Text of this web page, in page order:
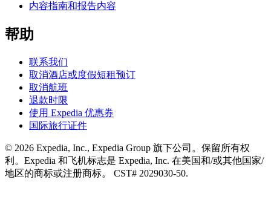
内容指南和报告内容
帮助
联系我们
取消酒店或度假短租预订
取消航班
退款时限
使用 Expedia 优惠券
国际旅行证件
© 2026 Expedia, Inc., Expedia Group 旗下公司。保留所有权
利。Expedia 和飞机标志是 Expedia, Inc. 在美国和/或其他国家/
地区的商标或注册商标。 CST# 2029030-50.